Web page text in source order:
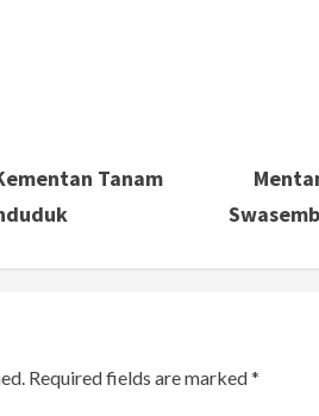
Tanam
Required fields are marked*